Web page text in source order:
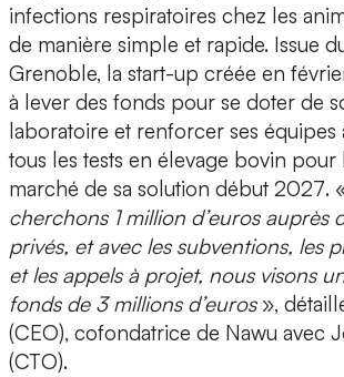
infections respiratoires chez les
de manière simple et rapide. Issue
Grenoble, la start-up créée en
à lever des fonds pour se doter de
laboratoire et renforcer ses équipes
tous les tests en élevage bovin pour
marché de sa solution début 2027.
cherchons 1 million d’euros auprès
privés, et avec les subventions, les
et les appels à projet, nous visons
fonds de 3 millions d’euros»,
(CEO), cofondatrice de Nawu avec
(CTO).